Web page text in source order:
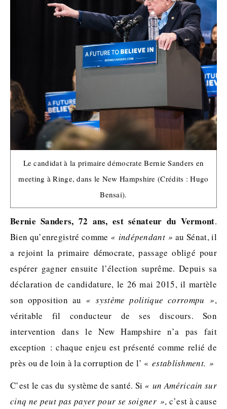
Le candidat à la primaire démocrate Bernie Sanders en
meeting à Ringe, dans le New Hampshire (Crédits : Hugo
Bensai).
Bernie Sanders, 72 ans, est sénateur du Vermont.
Bien qu’enregistré comme « indépendant » au Sénat, il
a rejoint la primaire démocrate, passage obligé pour
espérer gagner ensuite l’élection suprême. Depuis sa
déclaration de candidature, le 26 mai 2015, il martèle
son opposition au « système politique corrompu »,
véritable fil conducteur de ses discours. Son
intervention dans le New Hampshire n’a pas fait
exception : chaque enjeu est présenté comme relié de
près ou de loin à la corruption de l’ «establishment. »
C’est le cas du système de santé. Si « un Américain sur
cinq ne peut pas payer pour se soigner », c’est à cause